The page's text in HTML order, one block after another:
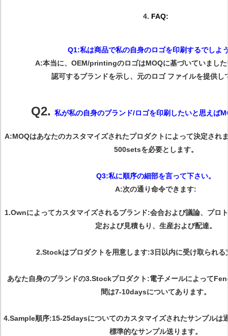
4. FAQ:
Q1:私は商品で私の自身のロゴを印刷するでしよ
A:本当に、OEM/printingのロゴはMOQに基づいていまし
認可するブランドを示し、元のロゴ ファイルを提供し
Q2. 私が私の自身のブランド/ロゴを印刷したいと思えば
A:MOQはあなたのカスタマイズされたプロダクトによって決定され
500setsを必要とします。
Q3:私に順序の細部を言って下さい。
A:次の通り命令できます:
1.Ownによってカスタマイズされるブランド:会合および議論、プロ
定および見積もり、生産および配達。
2.Stockはプロダクトを用意します:3日以内に受け取られる
あなた自身のブランドの3.Stockプロダクト:電子メールによって
間は7-10daysについてあります。
4.Sample順序:15-25daysについてのカスタマイズされたサンプルは
標準的なサンプル送ります。